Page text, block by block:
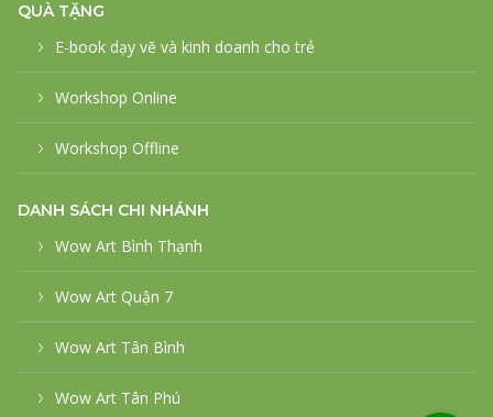
QUÀ TẶNG
E-book dạy vẽ và kinh doanh cho trẻ
Workshop Online
Workshop Offline
DANH SÁCH CHI NHÁNH
Wow Art Bình Thạnh
Wow Art Quận 7
Wow Art Tân Bình
Wow Art Tân Phú